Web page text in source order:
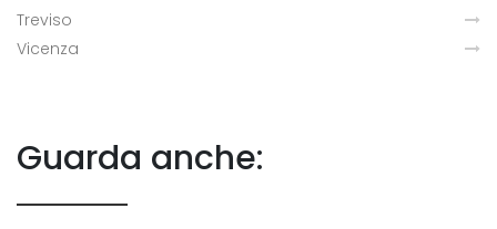
Treviso
Vicenza
Guarda anche: